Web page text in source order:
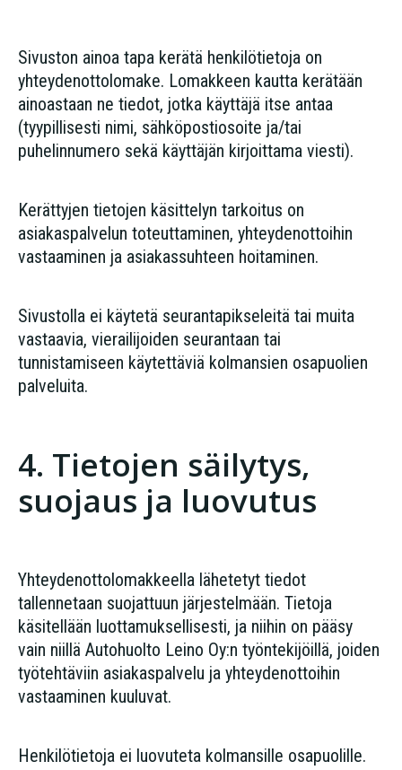
Sivuston ainoa tapa kerätä henkilötietoja on
yhteydenottolomake. Lomakkeen kautta kerätään
ainoastaan ne tiedot, jotka käyttäjä itse antaa
(tyypillisesti nimi, sähköpostiosoite ja/tai
puhelinnumero sekä käyttäjän kirjoittama viesti).
Kerättyjen tietojen käsittelyn tarkoitus on
asiakaspalvelun toteuttaminen, yhteydenottoihin
vastaaminen ja asiakassuhteen hoitaminen.
Sivustolla ei käytetä seurantapikseleitä tai muita
vastaavia, vierailijoiden seurantaan tai
tunnistamiseen käytettäviä kolmansien osapuolien
palveluita.
4. Tietojen säilytys,
suojaus ja luovutus
Yhteydenottolomakkeella lähetetyt tiedot
tallennetaan suojattuun järjestelmään. Tietoja
käsitellään luottamuksellisesti, ja niihin on pääsy
vain niillä Autohuolto Leino Oy:n työntekijöillä, joiden
työtehtäviin asiakaspalvelu ja yhteydenottoihin
vastaaminen kuuluvat.
Henkilötietoja ei luovuteta kolmansille osapuolille.